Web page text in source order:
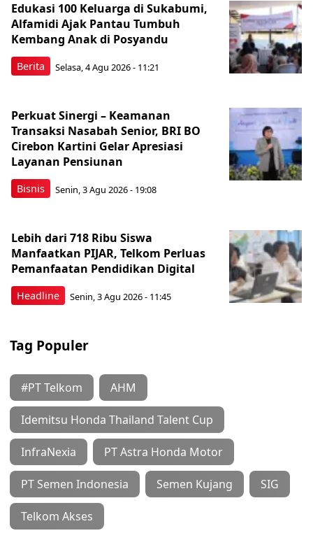
Berita
Edukasi 100 Keluarga di Sukabumi,
Alfamidi Ajak Pantau Tumbuh
Kembang Anak di Posyandu
Selasa, 4 Agu 2026 - 11:21
Bisnis
Perkuat Sinergi – Keamanan
Transaksi Nasabah Senior, BRI BO
Cirebon Kartini Gelar Apresiasi
Layanan Pensiunan
Senin, 3 Agu 2026 - 19:08
Headline
Lebih dari 718 Ribu Siswa
Manfaatkan PIJAR, Telkom Perluas
Pemanfaatan Pendidikan Digital
Senin, 3 Agu 2026 - 11:45
Tag Populer
#PT Telkom AHM
Idemitsu Honda Thailand Talent Cup
InfraNexia PT Astra Honda Motor
PT Semen Indonesia Semen Kujang SIG
Telkom Akses